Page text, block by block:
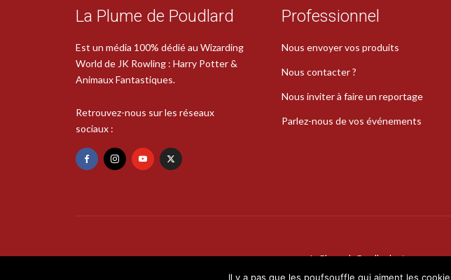
La Plume de Poudlard
Est un média 100% dédié au Wizarding
World de JK Rowling : Harry Potter &
Animaux Fantastiques.
Retrouvez-nous sur les réseaux
sociaux :
Professionnel
Nous envoyer vos produits
Nous contacter ?
Nous inviter à faire un reportage
Parlez-nous de vos événements
La Plume de Poudlard est une
Il y a pas que les poufsouffle qui aiment les